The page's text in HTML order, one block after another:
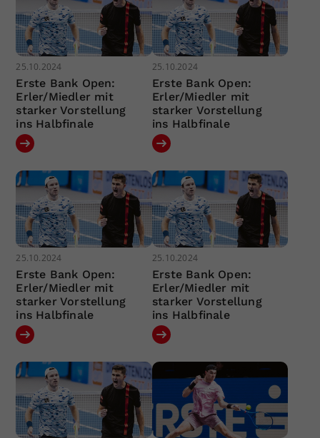
25.10.2024
Erste Bank Open:
Erler/Miedler mit
starker Vorstellung
ins Halbfinale
25.10.2024
Erste Bank Open:
Erler/Miedler mit
starker Vorstellung
ins Halbfinale
25.10.2024
Erste Bank Open:
Erler/Miedler mit
starker Vorstellung
ins Halbfinale
25.10.2024
Erste Bank Open:
Erler/Miedler mit
starker Vorstellung
ins Halbfinale